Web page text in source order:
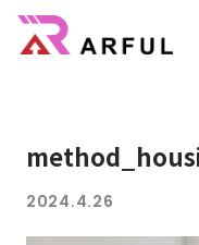
2024.4.26
業界別の活用方法
AR/3D